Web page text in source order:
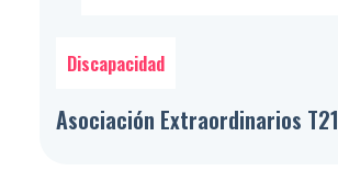
Discapacidad
Asociación Extraordinarios T21